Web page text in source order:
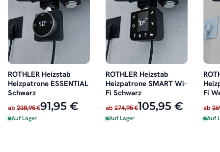
ROTHLER Heizstab
Heizpatrone ESSENTIAL
Schwarz
ab 238,95 €91,95 €
Auf Lager
ROTHLER Heizstab
Heizpatrone SMART Wi-
Fi Schwarz
ab 274,95 €105,95 €
Auf Lager
Fi
ab
Auf